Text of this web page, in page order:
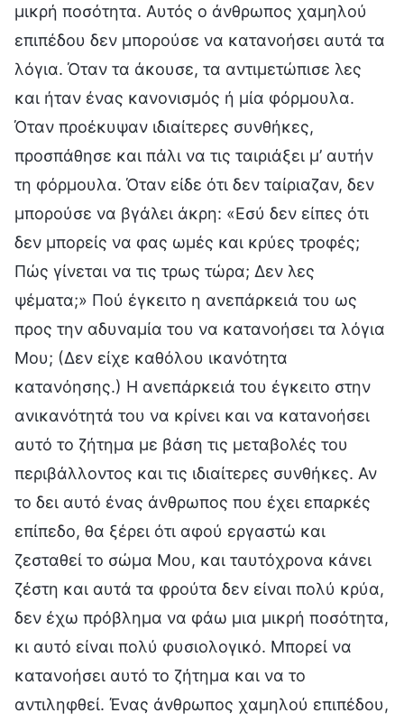
μικρή ποσότητα. Αυτός ο άνθρωπος χαμηλού
επιπέδου δεν μπορούσε να κατανοήσει αυτά τα
λόγια. Όταν τα άκουσε, τα αντιμετώπισε λες
και ήταν ένας κανονισμός ή μία φόρμουλα.
Όταν προέκυψαν ιδιαίτερες συνθήκες,
προσπάθησε και πάλι να τις ταιριάξει μ’ αυτήν
τη φόρμουλα. Όταν είδε ότι δεν ταίριαζαν, δεν
μπορούσε να βγάλει άκρη: «Εσύ δεν είπες ότι
δεν μπορείς να φας ωμές και κρύες τροφές;
Πώς γίνεται να τις τρως τώρα; Δεν λες
ψέματα;» Πού έγκειτο η ανεπάρκειά του ως
προς την αδυναμία του να κατανοήσει τα λόγια
Μου; (Δεν είχε καθόλου ικανότητα
κατανόησης.) Η ανεπάρκειά του έγκειτο στην
ανικανότητά του να κρίνει και να κατανοήσει
αυτό το ζήτημα με βάση τις μεταβολές του
περιβάλλοντος και τις ιδιαίτερες συνθήκες. Αν
το δει αυτό ένας άνθρωπος που έχει επαρκές
επίπεδο, θα ξέρει ότι αφού εργαστώ και
ζεσταθεί το σώμα Μου, και ταυτόχρονα κάνει
ζέστη και αυτά τα φρούτα δεν είναι πολύ κρύα,
δεν έχω πρόβλημα να φάω μια μικρή ποσότητα,
κι αυτό είναι πολύ φυσιολογικό. Μπορεί να
κατανοήσει αυτό το ζήτημα και να το
αντιληφθεί. Ένας άνθρωπος χαμηλού επιπέδου,